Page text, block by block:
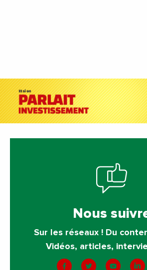
Nous
Sur les réseaux ! Du
Vidéos, articles,